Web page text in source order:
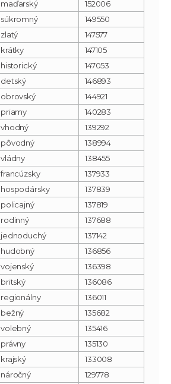
maďarský
152006
súkromný
149550
zlatý
147577
krátky
147105
historický
147053
detský
146893
obrovský
144921
priamy
140283
vhodný
139292
pôvodný
138994
vládny
138455
francúzsky
137933
hospodársky
137839
policajný
137819
rodinný
137688
jednoduchý
137142
hudobný
136856
vojenský
136398
britský
136086
regionálny
136011
bežný
135682
volebný
135416
právny
135130
krajský
133008
náročný
129778